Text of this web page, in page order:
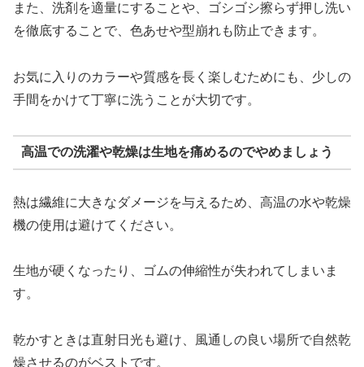
また、洗剤を適量にすることや、ゴシゴシ擦らず押し洗い
を徹底することで、色あせや型崩れも防止できます。
お気に入りのカラーや質感を長く楽しむためにも、少しの
手間をかけて丁寧に洗うことが大切です。
高温での洗濯や乾燥は生地を痛めるのでやめましょう
熱は繊維に大きなダメージを与えるため、高温の水や乾燥
機の使用は避けてください。
生地が硬くなったり、ゴムの伸縮性が失われてしまいま
す。
乾かすときは直射日光も避け、風通しの良い場所で自然乾
燥させるのがベストです。